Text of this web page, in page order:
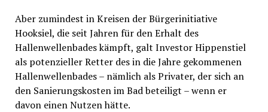
Aber zumindest in Kreisen der Bürgerinitiative
Hooksiel, die seit Jahren für den Erhalt des
Hallenwellenbades kämpft, galt Investor Hippenstiel
als potenzieller Retter des in die Jahre gekommenen
Hallenwellenbades – nämlich als Privater, der sich an
den Sanierungskosten im Bad beteiligt – wenn er
davon einen Nutzen hätte.